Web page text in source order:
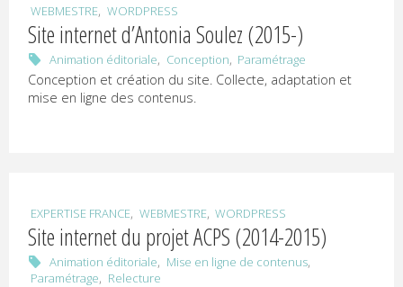
WEBMESTRE, WORDPRESS
Site internet d’Antonia Soulez (2015-)
Animation éditoriale, Conception, Paramétrage
Conception et création du site. Collecte, adaptation et
mise en ligne des contenus.
EXPERTISE FRANCE, WEBMESTRE, WORDPRESS
Site internet du projet ACPS (2014-2015)
Animation éditoriale, Mise en ligne de contenus,
Paramétrage, Relecture